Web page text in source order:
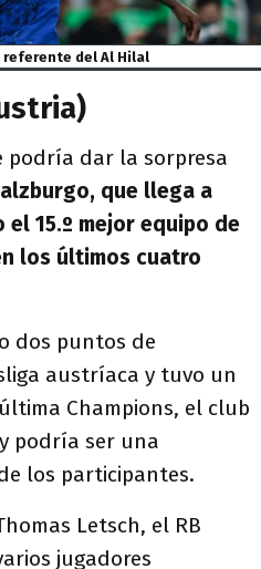
referente del Al Hilal
podría dar la sorpresa
que llega a
15.º mejor equipo de
los últimos cuatro
dos puntos de
austríaca y tuvo un
Champions, el club
podría ser una
los participantes.
Letsch, el RB
jugadores